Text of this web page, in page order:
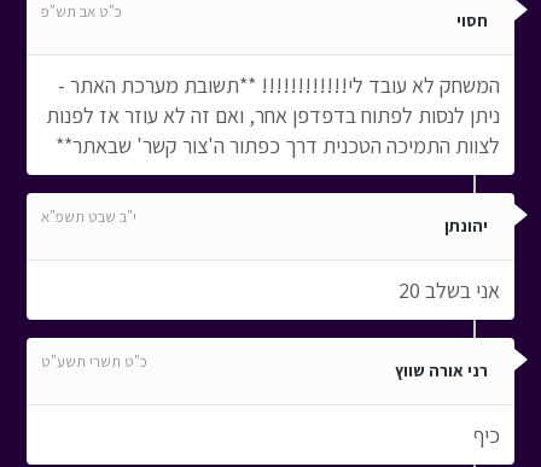
חסוי כ"ט אב תש"פ
המשחק לא עובד לי!!!!!!!!!!!! **תשובת מערכת האתר -
ניתן לנסות לפתוח בדפדפן אחר, ואם זה לא עוזר אז לפנות
לצוות התמיכה הטכנית דרך כפתור ה'צור קשר' שבאתר**
יהונתן י"ב שבט תשפ"א
אני בשלב 20
רני אורה שווץ כ"ט תשרי תשע"ט
כיף